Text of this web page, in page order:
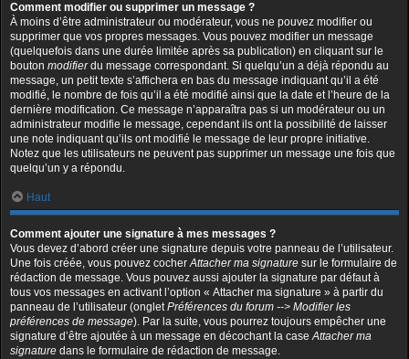
Comment modifier ou supprimer un message ?
À moins d’être administrateur ou modérateur, vous ne pouvez modifier ou
supprimer que vos propres messages. Vous pouvez modifier un message
(quelquefois dans une durée limitée après sa publication) en cliquant sur le
bouton modifierdu message correspondant. Si quelqu’un a déjà répondu au
message, un petit texte s’affichera en bas du message indiquant qu’il a été
modifié, le nombre de fois qu’il a été modifié ainsi que la date et l’heure de la
dernière modification. Ce message n’apparaîtra pas si un modérateur ou un
administrateur modifie le message, cependant ils ont la possibilité de laisser
une note indiquant qu’ils ont modifié le message de leur propre initiative.
Notez que les utilisateurs ne peuvent pas supprimer un message une fois que
quelqu’un y a répondu.
Haut
Comment ajouter une signature à mes messages ?
Vous devez d’abord créer une signature depuis votre panneau de l’utilisateur.
Une fois créée, vous pouvez cocherAttacher ma signature sur le formulaire de
rédaction de message. Vous pouvez aussi ajouter la signature par défaut à
tous vos messages en activant l’option « Attacher ma signature » à partir du
panneau de l’utilisateur (ongletPréférences du forum --> Modifier les
préférences de message). Par la suite, vous pourrez toujours empêcher une
signature d’être ajoutée à un message en décochant la caseAttacher ma
signature dans le formulaire de rédaction de message.